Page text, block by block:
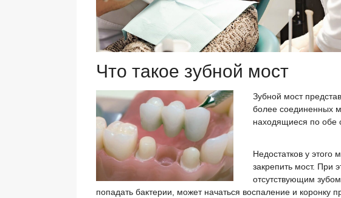
Что такое зубной мост
Зубной мост
более соединенных
находящиеся по обе
Недостатков у этого
закрепить мост. При
отсутствующим
попадать бактерии, может начаться воспаление и коронку